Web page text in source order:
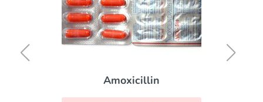
Amoxicillin